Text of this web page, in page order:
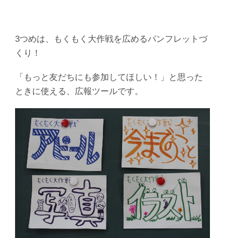
3つめは、もくもく大作戦を広めるパンフレットづ
くり！
「もっと友だちにも参加してほしい！」と思った
ときに使える、広報ツールです。